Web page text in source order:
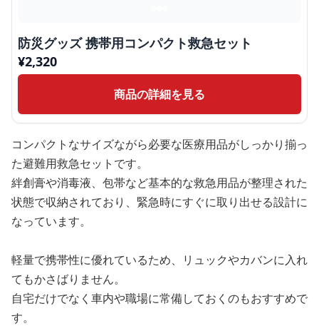
防災グッズ 携帯用コンパクト救急セット
¥2,320
商品の詳細を見る
コンパクトなサイズながら必要な医療用品がしっかり揃っ
た避難用救急セットです。
絆創膏や消毒液、包帯など基本的な救急用品が整理された
状態で収納されており、緊急時にすぐに取り出せる設計に
なっています。
軽量で携帯性に優れているため、リュックやカバンに入れ
てもかさばりません。
自宅だけでなく車内や職場に常備しておくのもおすすめで
す。